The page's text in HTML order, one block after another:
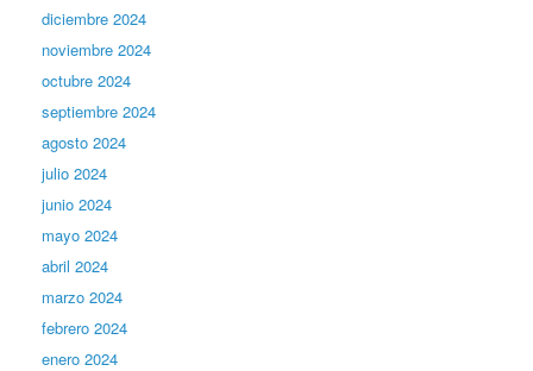
diciembre 2024
noviembre 2024
octubre 2024
septiembre 2024
agosto 2024
julio 2024
junio 2024
mayo 2024
abril 2024
marzo 2024
febrero 2024
enero 2024